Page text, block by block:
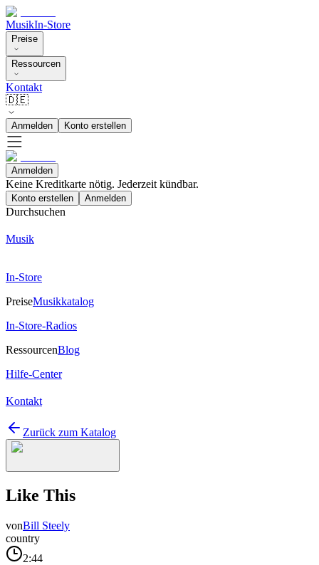
MusikIn-Store
Preise
Ressourcen
Kontakt
🇩🇪
Anmelden Konto erstellen
Anmelden
Keine Kreditkarte nötig. Jederzeit kündbar.
Konto erstellen Anmelden
Durchsuchen
Musik
In-Store
PreiseMusikkatalog
In-Store-Radios
RessourcenBlog
Hilfe-Center
Kontakt
Zurück zum Katalog
Like This
vonBill Steely
country
2:44